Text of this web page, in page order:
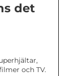
det
och TV.